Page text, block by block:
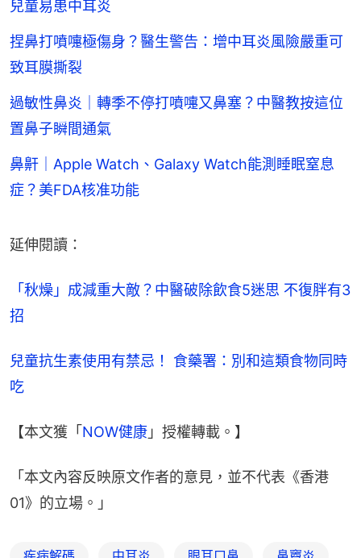
兒童易患中耳炎
捏鼻打噴嚏極傷身？醫生警告：增中耳炎風險嚴重可
致耳膜撕裂
過敏性鼻炎｜轉季不停打噴嚏又鼻塞？中醫教按這位
置鼻子瞬間通氣
鼻鼾｜Apple Watch、Galaxy Watch能測睡眠窒息
症？美FDA核准功能
延伸閱讀：
「秋燥」成減重大敵？中醫破除飲食5迷思 不復胖有3
招
兒童抗生素使用有禁忌！ 食藥署：別和這類食物同時
吃
【本文獲「 NOW健康 」授權轉載。】
「本文內容反映原文作者的意見，並不代表《香港
01》的立場。」